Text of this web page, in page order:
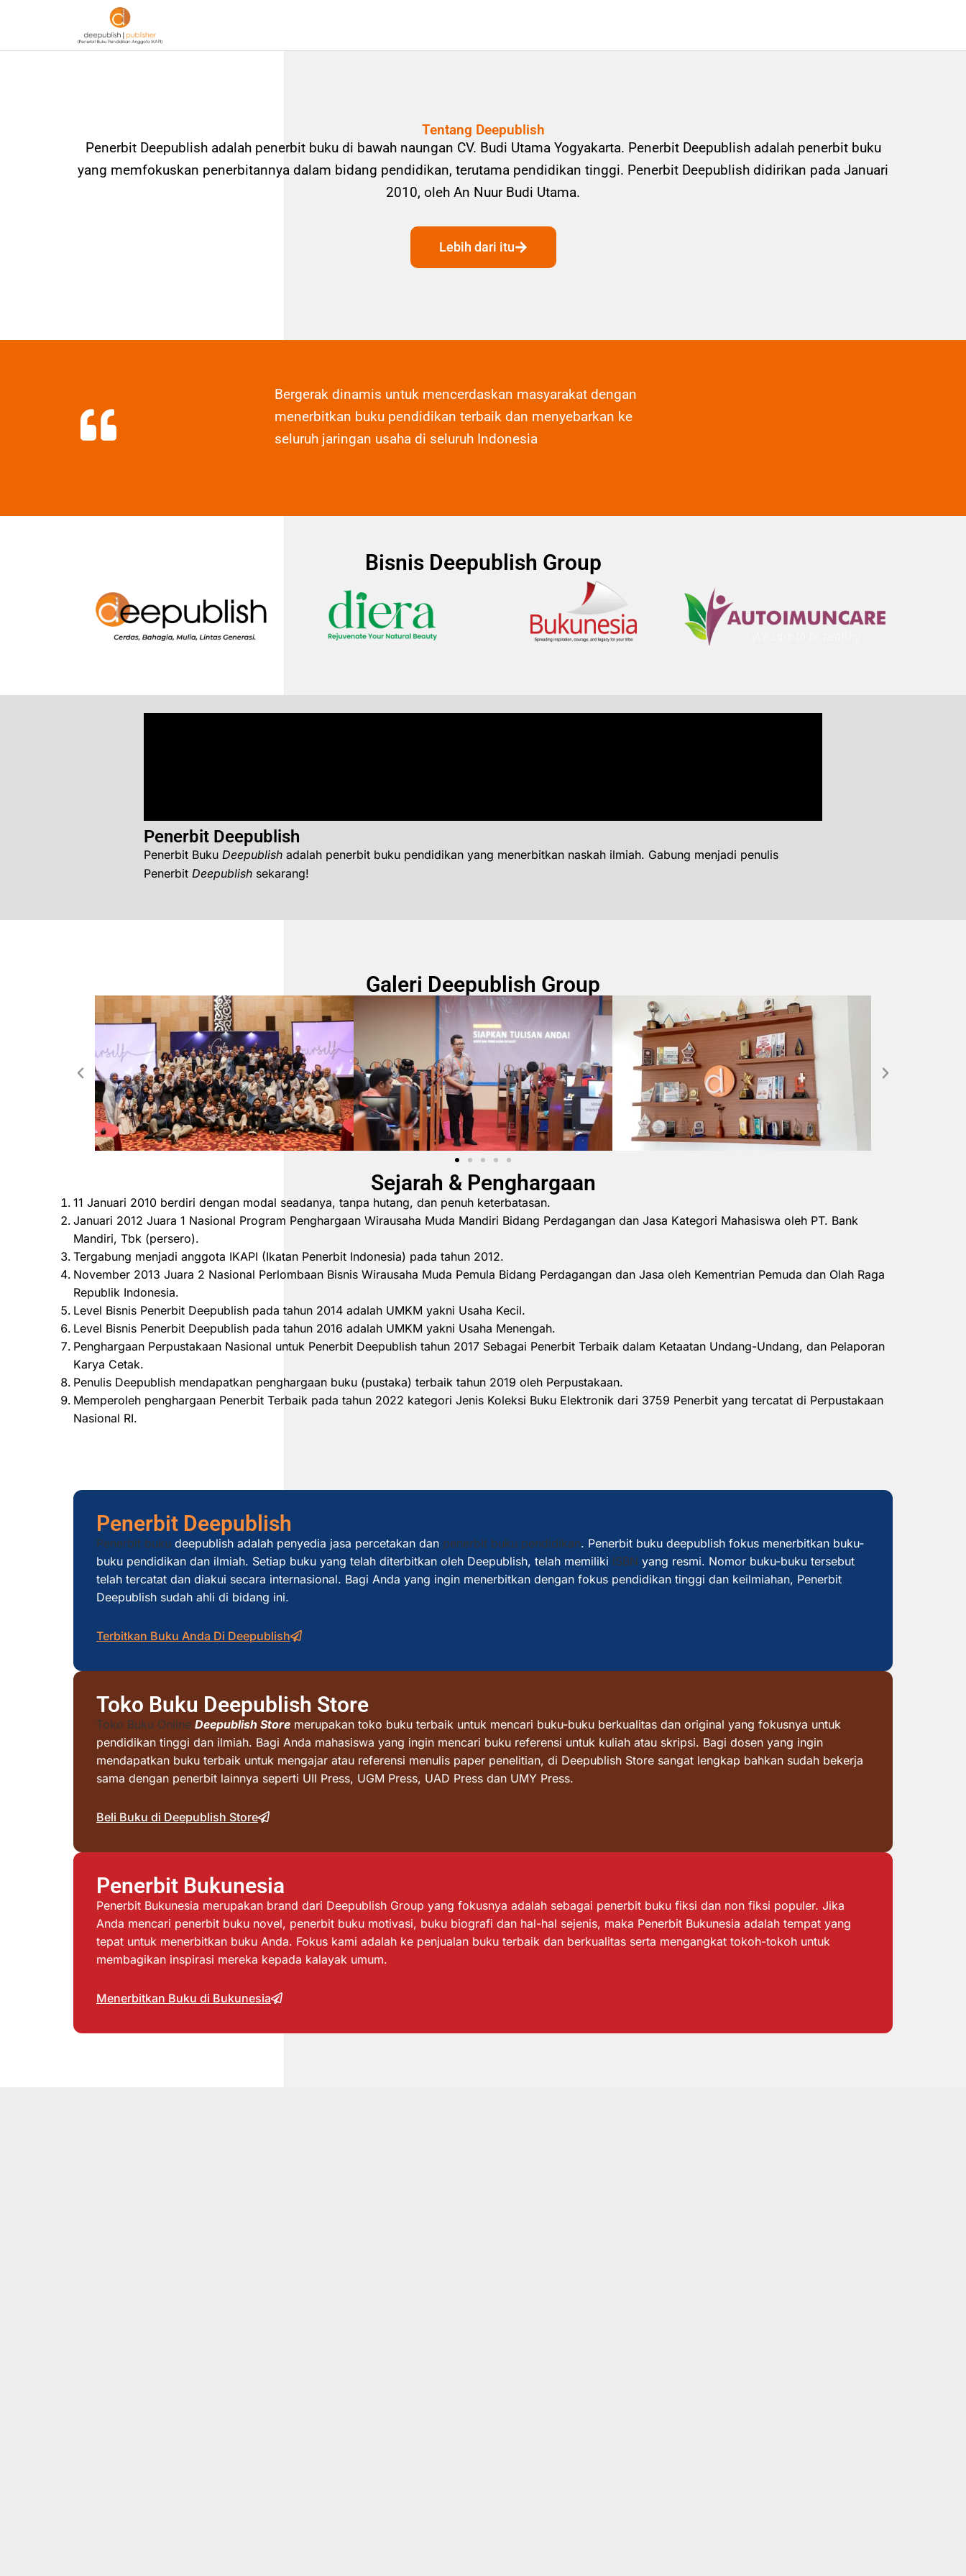
Tentang Deepublish
Penerbit Deepublish adalah penerbit buku di bawah naungan CV. Budi Utama Yogyakarta. Penerbit Deepublish adalah penerbit buku
yang memfokuskan penerbitannya dalam bidang pendidikan, terutama pendidikan tinggi. Penerbit Deepublish didirikan pada Januari
2010, oleh An Nuur Budi Utama.
Lebih dari itu
Bergerak dinamis untuk mencerdaskan masyarakat dengan
menerbitkan buku pendidikan terbaik dan menyebarkan ke
seluruh jaringan usaha di seluruh Indonesia
Bisnis Deepublish Group
Penerbit Deepublish
Penerbit Buku Deepublish adalah penerbit buku pendidikan yang menerbitkan naskah ilmiah. Gabung menjadi penulis
Penerbit Deepublish sekarang!
Galeri Deepublish Group
Sejarah & Penghargaan
11 Januari 2010 berdiri dengan modal seadanya, tanpa hutang, dan penuh keterbatasan.
Januari 2012 Juara 1 Nasional Program Penghargaan Wirausaha Muda Mandiri Bidang Perdagangan dan Jasa Kategori Mahasiswa oleh PT. Bank
Mandiri, Tbk (persero).
Tergabung menjadi anggota IKAPI (Ikatan Penerbit Indonesia) pada tahun 2012.
November 2013 Juara 2 Nasional Perlombaan Bisnis Wirausaha Muda Pemula Bidang Perdagangan dan Jasa oleh Kementrian Pemuda dan Olah Raga
Republik Indonesia.
Level Bisnis Penerbit Deepublish pada tahun 2014 adalah UMKM yakni Usaha Kecil.
Level Bisnis Penerbit Deepublish pada tahun 2016 adalah UMKM yakni Usaha Menengah.
Penghargaan Perpustakaan Nasional untuk Penerbit Deepublish tahun 2017 Sebagai Penerbit Terbaik dalam Ketaatan Undang-Undang, dan Pelaporan
Karya Cetak.
Penulis Deepublish mendapatkan penghargaan buku (pustaka) terbaik tahun 2019 oleh Perpustakaan.
Memperoleh penghargaan Penerbit Terbaik pada tahun 2022 kategori Jenis Koleksi Buku Elektronik dari 3759 Penerbit yang tercatat di Perpustakaan
Nasional RI.
Penerbit Deepublish
Penerbit buku deepublish adalah penyedia jasa percetakan dan penerbit buku pendidikan. Penerbit buku deepublish fokus menerbitkan buku-
buku pendidikan dan ilmiah. Setiap buku yang telah diterbitkan oleh Deepublish, telah memiliki ISBN yang resmi. Nomor buku-buku tersebut
telah tercatat dan diakui secara internasional. Bagi Anda yang ingin menerbitkan dengan fokus pendidikan tinggi dan keilmiahan, Penerbit
Deepublish sudah ahli di bidang ini.
Terbitkan Buku Anda Di Deepublish
Toko Buku Deepublish Store
Toko Buku Online Deepublish Store merupakan toko buku terbaik untuk mencari buku-buku berkualitas dan original yang fokusnya untuk
pendidikan tinggi dan ilmiah. Bagi Anda mahasiswa yang ingin mencari buku referensi untuk kuliah atau skripsi. Bagi dosen yang ingin
mendapatkan buku terbaik untuk mengajar atau referensi menulis paper penelitian, di Deepublish Store sangat lengkap bahkan sudah bekerja
sama dengan penerbit lainnya seperti UII Press, UGM Press, UAD Press dan UMY Press.
Beli Buku di Deepublish Store
Penerbit Bukunesia
Penerbit Bukunesia merupakan brand dari Deepublish Group yang fokusnya adalah sebagai penerbit buku fiksi dan non fiksi populer. Jika
Anda mencari penerbit buku novel, penerbit buku motivasi, buku biografi dan hal-hal sejenis, maka Penerbit Bukunesia adalah tempat yang
tepat untuk menerbitkan buku Anda. Fokus kami adalah ke penjualan buku terbaik dan berkualitas serta mengangkat tokoh-tokoh untuk
membagikan inspirasi mereka kepada kalayak umum.
Menerbitkan Buku di Bukunesia